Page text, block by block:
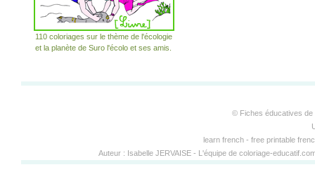
110 coloriages sur le thème de l'écologie
et la planète de Suro l'écolo et ses amis.
© Fiches éducatives
learn french - free printable
Auteur : Isabelle JERVAISE - L'équipe de coloriage-